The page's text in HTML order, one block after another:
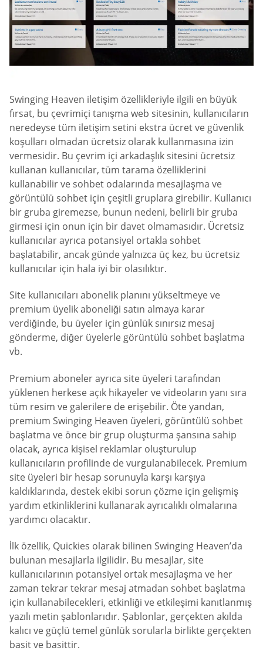
Swinging Heaven iletişim özellikleriyle ilgili en büyük
fırsat, bu çevrimiçi tanışma web sitesinin, kullanıcıların
neredeyse tüm iletişim setini ekstra ücret ve güvenlik
koşulları olmadan ücretsiz olarak kullanmasına izin
vermesidir. Bu çevrim içi arkadaşlık sitesini ücretsiz
kullanan kullanıcılar, tüm tarama özelliklerini
kullanabilir ve sohbet odalarında mesajlaşma ve
görüntülü sohbet için çeşitli gruplara girebilir. Kullanıcı
bir gruba giremezse, bunun nedeni, belirli bir gruba
girmesi için onun için bir davet olmamasıdır. Ücretsiz
kullanıcılar ayrıca potansiyel ortakla sohbet
başlatabilir, ancak günde yalnızca üç kez, bu ücretsiz
kullanıcılar için hala iyi bir olasılıktır.
Site kullanıcıları abonelik planını yükseltmeye ve
premium üyelik aboneliği satın almaya karar
verdiğinde, bu üyeler için günlük sınırsız mesaj
gönderme, diğer üyelerle görüntülü sohbet başlatma
vb.
Premium aboneler ayrıca site üyeleri tarafından
yüklenen herkese açık hikayeler ve videoların yanı sıra
tüm resim ve galerilere de erişebilir. Öte yandan,
premium Swinging Heaven üyeleri, görüntülü sohbet
başlatma ve önce bir grup oluşturma şansına sahip
olacak, ayrıca kişisel reklamlar oluşturulup
kullanıcıların profilinde de vurgulanabilecek. Premium
site üyeleri bir hesap sorunuyla karşı karşıya
kaldıklarında, destek ekibi sorun çözme için gelişmiş
yardım etkinliklerini kullanarak ayrıcalıklı olmalarına
yardımcı olacaktır.
İlk özellik, Quickies olarak bilinen Swinging Heaven’da
bulunan mesajlarla ilgilidir. Bu mesajlar, site
kullanıcılarının potansiyel ortak mesajlaşma ve her
zaman tekrar tekrar mesaj atmadan sohbet başlatma
için kullanabilecekleri, etkinliği ve etkileşimi kanıtlanmış
yazılı metin şablonlarıdır. Şablonlar, gerçekten akılda
kalıcı ve güçlü temel günlük sorularla birlikte gerçekten
basit ve basittir.